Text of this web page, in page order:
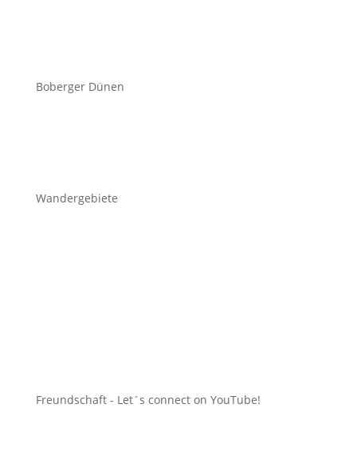
Boberger Dünen
Wandergebiete
Freundschaft - Let´s connect on YouTube!